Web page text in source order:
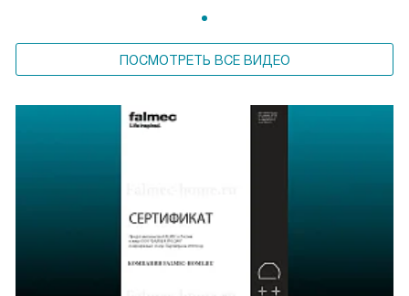
ПОСМОТРЕТЬ ВСЕ ВИДЕО